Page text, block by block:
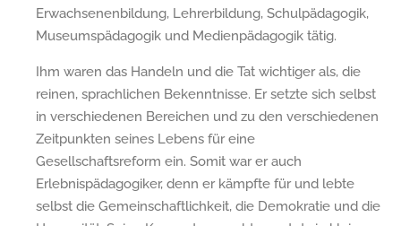
Erwachsenenbildung, Lehrerbildung, Schulpädagogik,
Museumspädagogik und Medienpädagogik tätig.
Ihm waren das Handeln und die Tat wichtiger als, die
reinen, sprachlichen Bekenntnisse. Er setzte sich selbst
in verschiedenen Bereichen und zu den verschiedenen
Zeitpunkten seines Lebens für eine
Gesellschaftsreform ein. Somit war er auch
Erlebnispädagogiker, denn er kämpfte für und lebte
selbst die Gemeinschaftlichkeit, die Demokratie und die